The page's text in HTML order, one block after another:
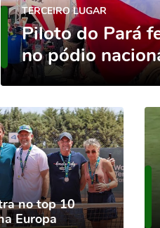
TERCEIRO LUGAR
Piloto do Pará
no pódio
no top 10
Europa